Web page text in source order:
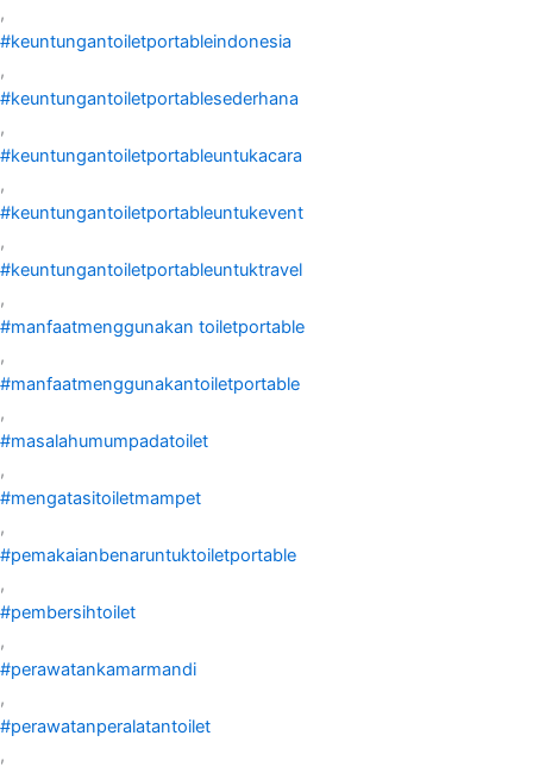
,
#keuntungantoiletportableindonesia
,
#keuntungantoiletportablesederhana
,
#keuntungantoiletportableuntukacara
,
#keuntungantoiletportableuntukevent
,
#keuntungantoiletportableuntuktravel
,
#manfaatmenggunakan toiletportable
,
#manfaatmenggunakantoiletportable
,
#masalahumumpadatoilet
,
#mengatasitoiletmampet
,
#pemakaianbenaruntuktoiletportable
,
#pembersihtoilet
,
#perawatankamarmandi
,
#perawatanperalatantoilet
,